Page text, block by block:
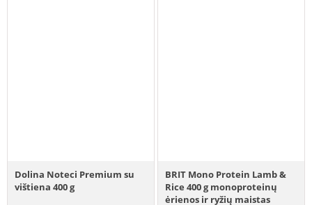
Dolina Noteci Premium su
vištiena 400 g
BRIT Mono Protein Lamb &
Rice 400 g monoproteinų
ėrienos ir ryžių maistas